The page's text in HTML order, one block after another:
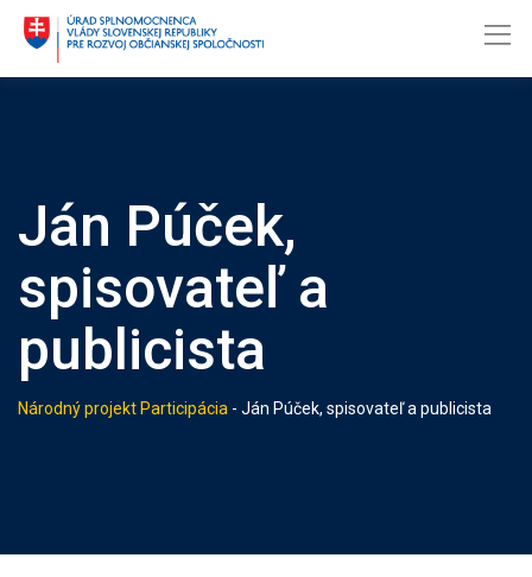
Skip
content
Ján Púček,
spisovateľ a
publicista
Národný projekt Participácia - Ján Púček, spisovateľ a publicista